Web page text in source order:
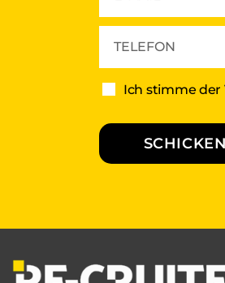
Ich stimme der
SCHICKEN